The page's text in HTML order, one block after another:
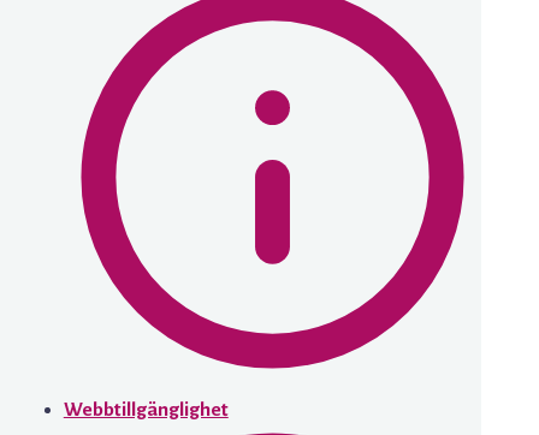
Webbtillgänglighet